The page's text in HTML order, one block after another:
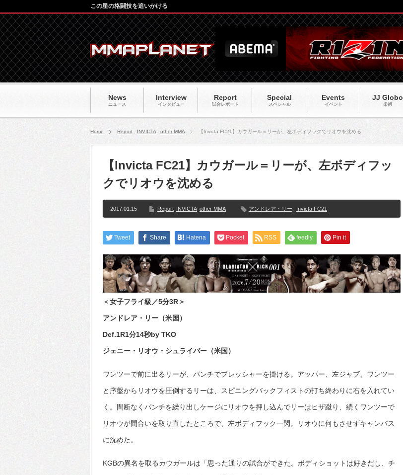
News
ニュース
Interview
インタビュー
Report
試合レポート
Special
スペシャル
Events
イベント
JJ Globo
柔術
この星の格闘技を追いかける
Home Report INVICTA other MMA 【Invicta FC21】カウガール＝リーが、左ボディフックでリオウを沈める
【Invicta FC21】カウガール＝リーが、左ボディフッ
クでリオウを沈める
2017.01.15 Report INVICTA other MMA アンドレア・リー Invicta FC21
Tweet Share Hatena Pocket RSS feedly Pin it
＜女子フライ級／5分3R＞
アンドレア・リー（米国）
Def.1R1分14秒by TKO
ジェニー・リオウ・シュライバー（米国）
ワンツーで前に出るリーが、パンチでプレッシャーを掛ける。アッパー、左ジャブ、ワンツー
と序盤からリオウを圧倒するリーは、スピニングバックフィストの打ち終わりに右を入れてい
く。間断なくパンチを繰り出しケージにリオウを押し込んでリーはヒザ蹴り、続くワンツーで
リオウが間合いを取り直したところで、左ボディフック一閃。リオウに何もさせずキャンバス
に沈めた。
KGBの異名を取るカウガールは「思った通りの試合ができた。ボディショットは好きだし、チ